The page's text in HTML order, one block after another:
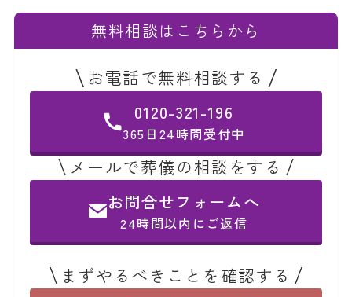
無料相談はこちらから
お電話で無料相談する
0120-321-196
365日24時間受付中
メールで葬儀の相談をする
お問合せフォームへ
24時間以内にご返信
まずやるべきことを確認する